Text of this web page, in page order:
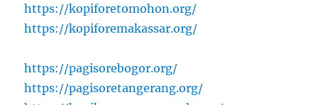
https://kopiforetomohon.org/
https://kopiforemakassar.org/
https://pagisorebogor.org/
https://pagisoretangerang.org/